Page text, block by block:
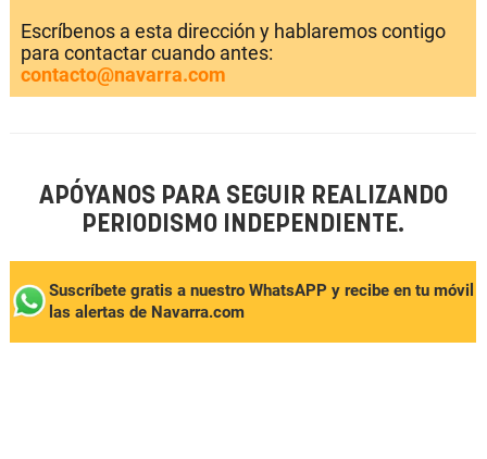
Escríbenos a esta dirección y hablaremos contigo
para contactar cuando antes:
contacto@navarra.com
APÓYANOS PARA SEGUIR REALIZANDO
PERIODISMO INDEPENDIENTE.
Suscríbete gratis a nuestro WhatsAPP y recibe en tu móvil
las alertas de Navarra.com